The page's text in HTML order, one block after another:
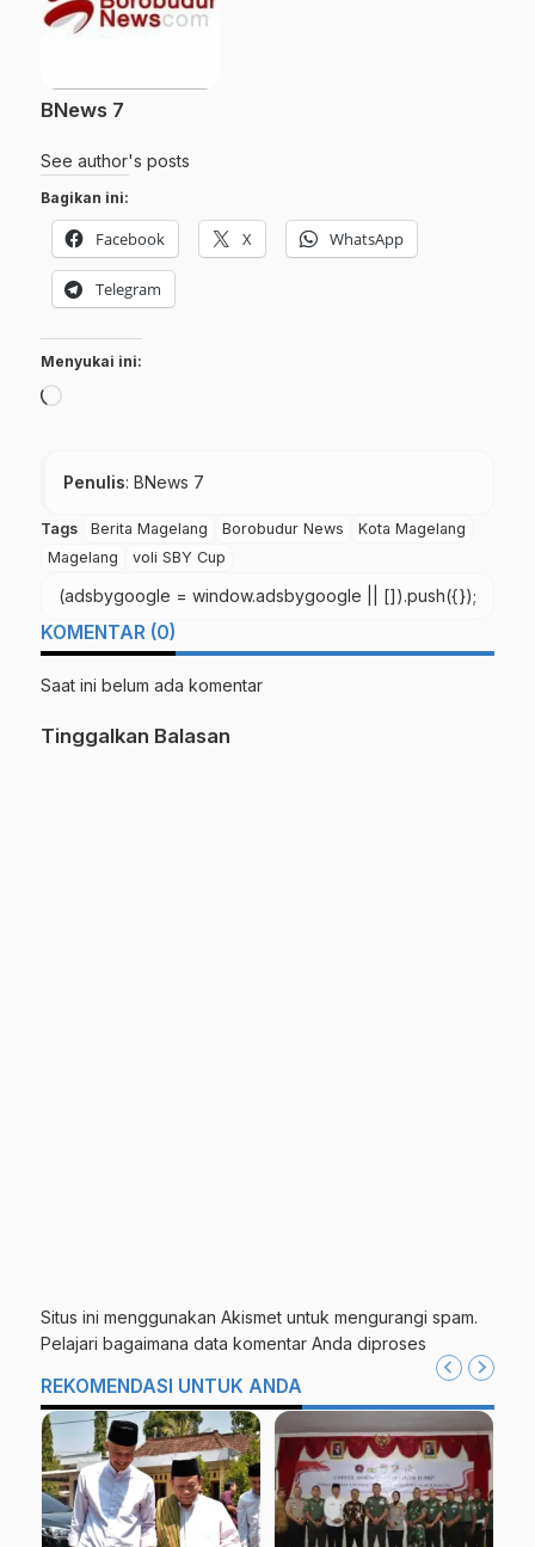
BNews 7
See author's posts
Bagikan ini:
Facebook X WhatsApp
Telegram
Menyukai ini:
Memuat...
Penulis: BNews 7
Tags Berita Magelang Borobudur News
Kota Magelang
Magelang
voli SBY Cup
(adsbygoogle = window.adsbygoogle || []).push({});
KOMENTAR (0)
Saat ini belum ada komentar
Tinggalkan Balasan
Situs ini menggunakan Akismet untuk mengurangi spam.
Pelajari bagaimana data komentar Anda diproses
REKOMENDASI UNTUK ANDA